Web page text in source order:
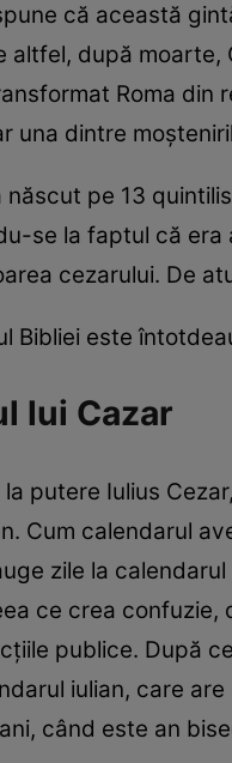
că această
altfel, după
Roma din
una dintre
pe 13
se la faptul că
cezarului. De
Bibliei este
lui Cazar
la putere Iulius
Cum calendarul
zile la
ce crea confuzie,
publice. După
iulian, care
când este an